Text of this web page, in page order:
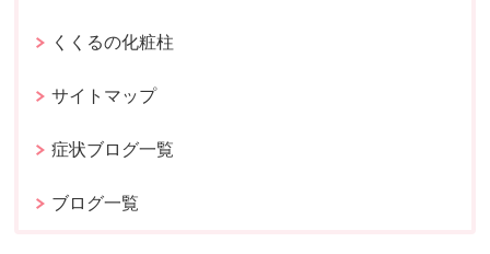
くくるの化粧柱
サイトマップ
症状ブログ一覧
ブログ一覧